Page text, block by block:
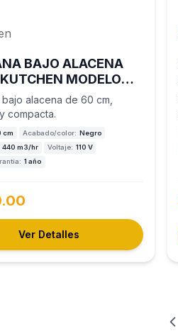
BAJO ALACENA
MODELO
alacena de 60 cm,
compacta.
cm Acabado/color: Negro
440 m3/hr Voltaje: 110 V
1 año
Ver Detalles